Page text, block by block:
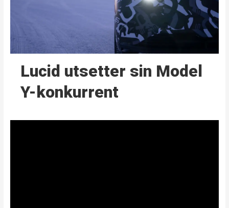
Lucid utsetter sin Model
Y-konkurrent